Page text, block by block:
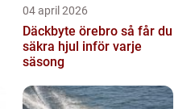
04 april 2026
Däckbyte örebro så får du
säkra hjul inför varje
säsong